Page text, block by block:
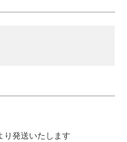
り発送いたします